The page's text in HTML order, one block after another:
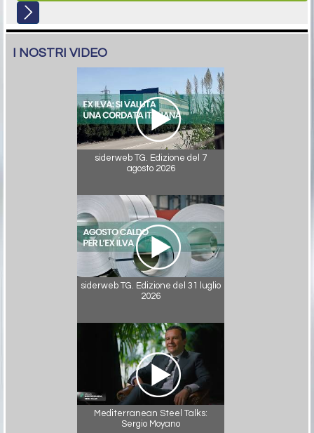
I NOSTRI VIDEO
siderweb TG. Edizione del 7
agosto 2026
siderweb TG. Edizione del 31 luglio
2026
Mediterranean Steel Talks:
Sergio Moyano